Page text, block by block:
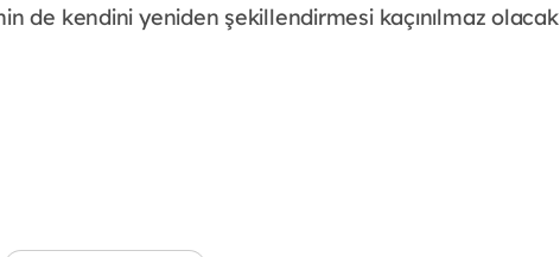
de kendini yeniden şekillendirmesi kaçınılmaz olacak